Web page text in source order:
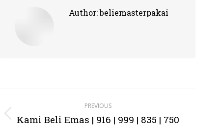
Author:beliemasterpakai
navigation
PREVIOUS
Previous
Kami Beli Emas | 916 | 999 | 835 | 750